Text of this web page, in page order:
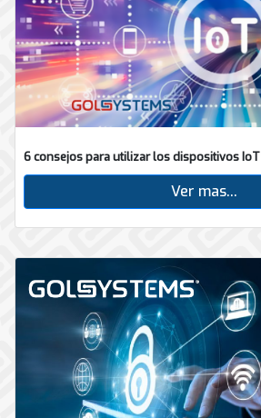
6 consejos para utilizar los dispositivos IoT
Ver mas...